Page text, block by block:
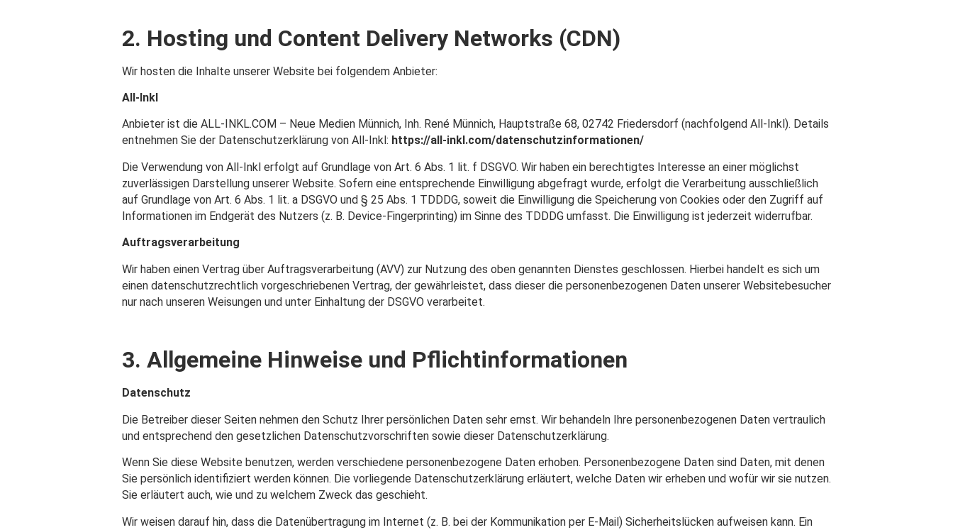
2. Hosting und Content Delivery Networks (CDN)
Wir hosten die Inhalte unserer Website bei folgendem Anbieter:
All-Inkl
Anbieter ist die ALL-INKL.COM – Neue Medien Münnich, Inh. René Münnich, Hauptstraße 68, 02742 Friedersdorf (nachfolgend All-Inkl). Details
entnehmen Sie der Datenschutzerklärung von All-Inkl: https://all-inkl.com/datenschutzinformationen/
Die Verwendung von All-Inkl erfolgt auf Grundlage von Art. 6 Abs. 1 lit. f DSGVO. Wir haben ein berechtigtes Interesse an einer möglichst
zuverlässigen Darstellung unserer Website. Sofern eine entsprechende Einwilligung abgefragt wurde, erfolgt die Verarbeitung ausschließlich
auf Grundlage von Art. 6 Abs. 1 lit. a DSGVO und § 25 Abs. 1 TDDDG, soweit die Einwilligung die Speicherung von Cookies oder den Zugriff auf
Informationen im Endgerät des Nutzers (z. B. Device-Fingerprinting) im Sinne des TDDDG umfasst. Die Einwilligung ist jederzeit widerrufbar.
Auftragsverarbeitung
Wir haben einen Vertrag über Auftragsverarbeitung (AVV) zur Nutzung des oben genannten Dienstes geschlossen. Hierbei handelt es sich um
einen datenschutzrechtlich vorgeschriebenen Vertrag, der gewährleistet, dass dieser die personenbezogenen Daten unserer Websitebesucher
nur nach unseren Weisungen und unter Einhaltung der DSGVO verarbeitet.
3. Allgemeine Hinweise und Pflichtinformationen
Datenschutz
Die Betreiber dieser Seiten nehmen den Schutz Ihrer persönlichen Daten sehr ernst. Wir behandeln Ihre personenbezogenen Daten vertraulich
und entsprechend den gesetzlichen Datenschutzvorschriften sowie dieser Datenschutzerklärung.
Wenn Sie diese Website benutzen, werden verschiedene personenbezogene Daten erhoben. Personenbezogene Daten sind Daten, mit denen
Sie persönlich identifiziert werden können. Die vorliegende Datenschutzerklärung erläutert, welche Daten wir erheben und wofür wir sie nutzen.
Sie erläutert auch, wie und zu welchem Zweck das geschieht.
Wir weisen darauf hin, dass die Datenübertragung im Internet (z. B. bei der Kommunikation per E-Mail) Sicherheitslücken aufweisen kann. Ein